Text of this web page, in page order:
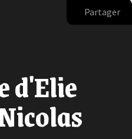
Partager
d'Elie